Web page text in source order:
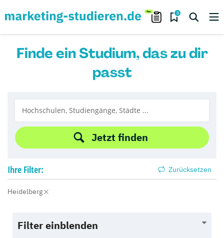
0
Finde ein Studium, das zu dir
passt
Jetzt finden
Ihre Filter: Zurücksetzen
Heidelberg
Filter einblenden